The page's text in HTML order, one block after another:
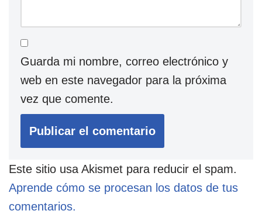
Guarda mi nombre, correo electrónico y
web en este navegador para la próxima
vez que comente.
Este sitio usa Akismet para reducir el spam.
Aprende cómo se procesan los datos de tus
comentarios.